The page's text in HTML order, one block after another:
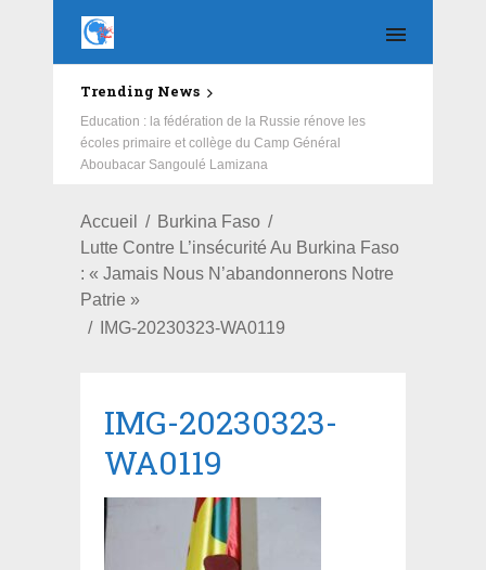
Trending News
Education : la fédération de la Russie rénove les
écoles primaire et collège du Camp Général
Aboubacar Sangoulé Lamizana
Accueil
Burkina Faso
Lutte Contre L’insécurité Au Burkina Faso
: « Jamais Nous N’abandonnerons Notre
Patrie »
IMG-20230323-WA0119
IMG-20230323-
WA0119